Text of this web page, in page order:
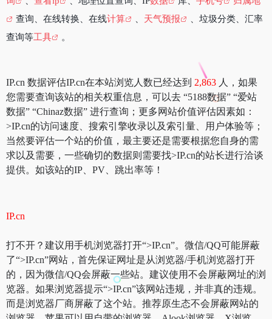
查询、在线转换、在线计算 天气预报
、垃圾分类、汇率
查询等工具 。
IP.cn 数据评估IP.cn在本站浏览人数已经达到 2,863 人，如果
您需要查询该站的相关权重信息，可以去 “5188数据” “爱站
数据” “Chinaz数据” 进行查询；更多网站价值评估因素如：
>IP.cn的访问速度、搜索引擎收录以及索引量、用户体验等；
当然要评估一个站的价值，最主要还是需要根据您自身的需
求以及需要，一些确切的数据则需要找>IP.cn的站长进行洽谈
提供。如该站的IP、PV、跳出率等！
IP.cn
打不开？建议用手机浏览器打开“>IP.cn”。微信/QQ可能屏蔽
了“>IP.cn”网站，首先保证网址是从浏览器/手机浏览器打开
的，因为微信/QQ会屏蔽一些站。建议使用不会屏蔽网址的浏
览器。如果浏览器提示“>IP.cn”该网站违规，并非真的违规。
而是浏览器厂商屏蔽了这个站。推荐原生态不会屏蔽网站的